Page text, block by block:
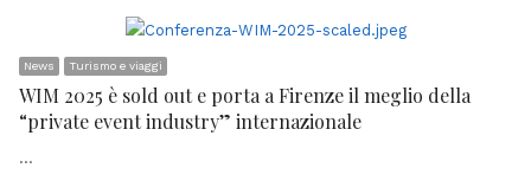
News Turismo e viaggi
WIM 2025 è sold out e porta a Firenze il meglio della
“private event industry” internazionale
…